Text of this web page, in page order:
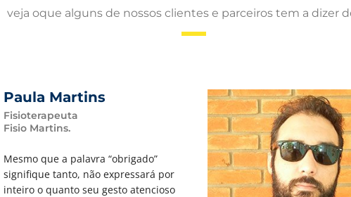
veja oque alguns de nossos clientes e parceiros tem a dizer
Paula Martins
Fisioterapeuta
Fisio Martins.
Mesmo que a palavra “obrigado”
signifique tanto, não expressará por
inteiro o quanto seu gesto atencioso